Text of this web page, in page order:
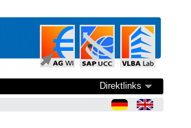
Direktlinks